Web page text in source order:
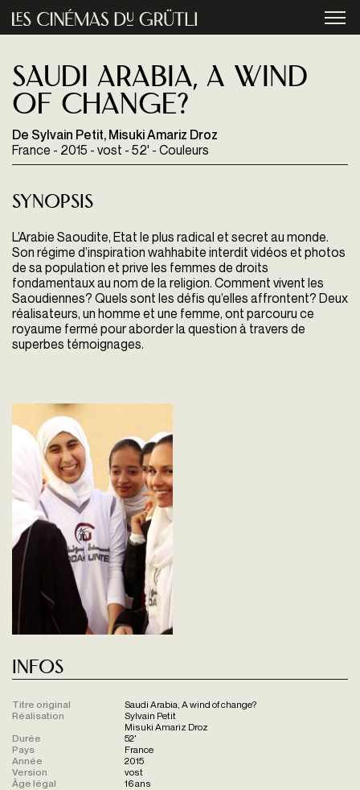
Aller au contenu principal
Saudi Arabia, A wind
of change?
De Sylvain Petit, Misuki Amariz Droz
France - 2015 - vost - 52' - Couleurs
Synopsis
L’Arabie Saoudite, Etat le plus radical et secret au monde.
Son régime d’inspiration wahhabite interdit vidéos et photos
de sa population et prive les femmes de droits
fondamentaux au nom de la religion. Comment vivent les
Saoudiennes? Quels sont les défis qu’elles affrontent? Deux
réalisateurs, un homme et une femme, ont parcouru ce
royaume fermé pour aborder la question à travers de
superbes témoignages.
Infos
Titre original
Saudi Arabia, A wind of change?
Réalisation
Sylvain Petit
Misuki Amariz Droz
Durée
52'
Pays
France
Année
2015
Version
vost
Âge légal
16 ans